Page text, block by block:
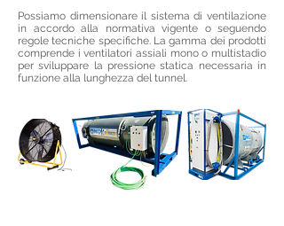
Possiamo dimensionare il sistema di ventilazione
in accordo alla normativa vigente o seguendo
regole tecniche specifiche. La gamma dei prodotti
comprende i ventilatori assiali mono o multistadio
per sviluppare la pressione statica necessaria in
funzione alla lunghezza del tunnel.